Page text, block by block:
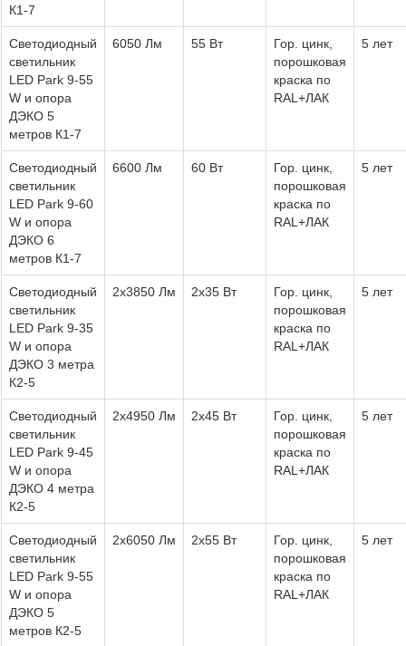
К1-7
Светодиодный
светильник
LED Park 9-55
W и опора
ДЭКО 5
метров К1-7
6050 Лм 55 Вт
Гор. цинк,
порошковая
краска по
RAL+ЛАК
5 лет
Светодиодный
светильник
LED Park 9-60
W и опора
ДЭКО 6
метров К1-7
6600 Лм 60 Вт
Гор. цинк,
порошковая
краска по
RAL+ЛАК
5 лет
Светодиодный
светильник
LED Park 9-35
W и опора
ДЭКО 3 метра
К2-5
2х3850 Лм 2х35 Вт
Гор. цинк,
порошковая
краска по
RAL+ЛАК
5 лет
Светодиодный
светильник
LED Park 9-45
W и опора
ДЭКО 4 метра
К2-5
2х4950 Лм 2х45 Вт
Гор. цинк,
порошковая
краска по
RAL+ЛАК
5 лет
Светодиодный
светильник
LED Park 9-55
W и опора
ДЭКО 5
метров К2-5
2х6050 Лм 2х55 Вт
Гор. цинк,
порошковая
краска по
RAL+ЛАК
5 лет